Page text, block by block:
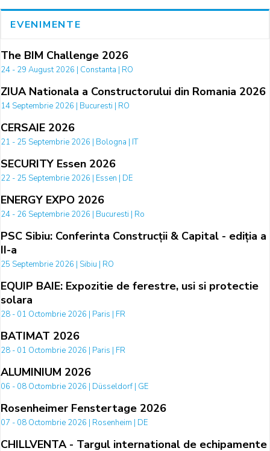
EVENIMENTE
The BIM Challenge 2026
24 - 29 August 2026 | Constanta | RO
ZIUA Nationala a Constructorului din Romania 2026
14 Septembrie 2026 | Bucuresti | RO
CERSAIE 2026
21 - 25 Septembrie 2026 | Bologna | IT
SECURITY Essen 2026
22 - 25 Septembrie 2026 | Essen | DE
ENERGY EXPO 2026
24 - 26 Septembrie 2026 | Bucuresti | Ro
PSC Sibiu: Conferinta Construcții & Capital - ediția a
II-a
25 Septembrie 2026 | Sibiu | RO
EQUIP BAIE: Expozitie de ferestre, usi si protectie
solara
28 - 01 Octombrie 2026 | Paris | FR
BATIMAT 2026
28 - 01 Octombrie 2026 | Paris | FR
ALUMINIUM 2026
06 - 08 Octombrie 2026 | Düsseldorf | GE
Rosenheimer Fenstertage 2026
07 - 08 Octombrie 2026 | Rosenheim | DE
CHILLVENTA - Targul international de echipamente